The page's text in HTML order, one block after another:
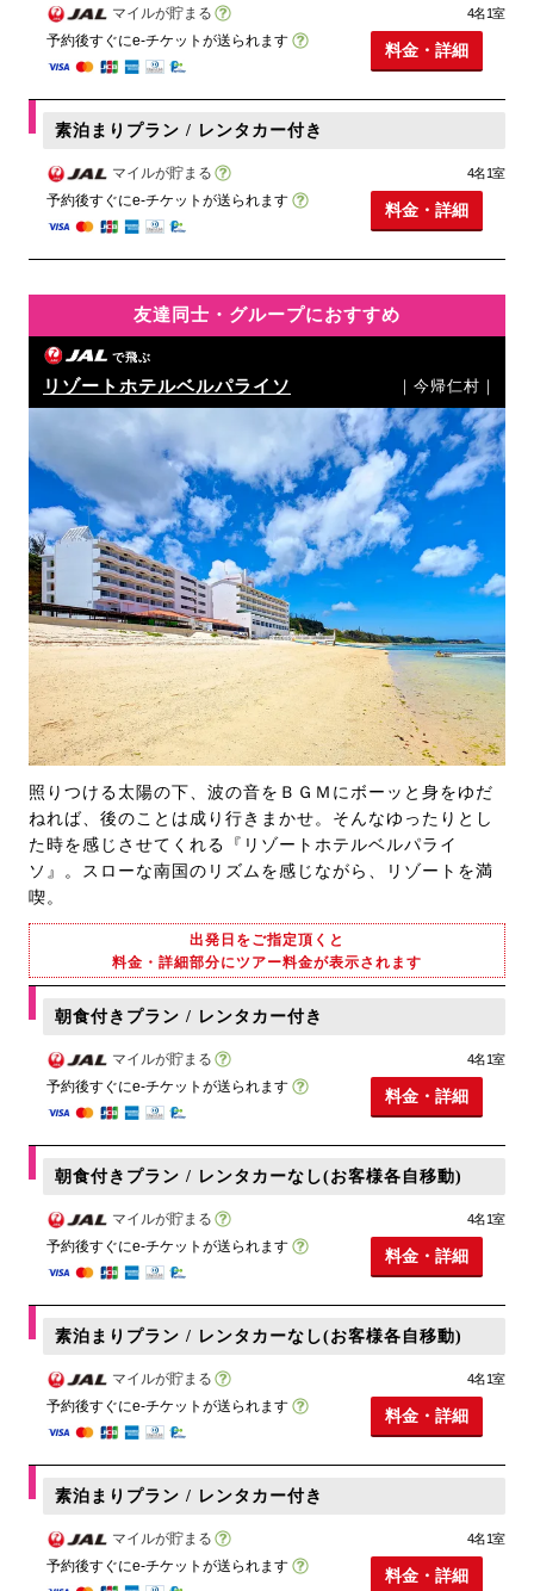
マイルが貯まる
予約後すぐにe-チケットが送られます
4名1室
料金・詳細
素泊まりプラン / レンタカー付き
マイルが貯まる
予約後すぐにe-チケットが送られます
4名1室
料金・詳細
友達同士・グループにおすすめ
で飛ぶ
リゾートホテルベルパライソ ｜今帰仁村｜
照りつける太陽の下、波の音をＢＧＭにボーッと身をゆだ
ねれば、後のことは成り行きまかせ。そんなゆったりとし
た時を感じさせてくれる『リゾートホテルベルパライ
ソ』。スローな南国のリズムを感じながら、リゾートを満
喫。
出発日をご指定頂くと
料金・詳細部分にツアー料金が表示されます
朝食付きプラン / レンタカー付き
マイルが貯まる
予約後すぐにe-チケットが送られます
4名1室
料金・詳細
朝食付きプラン / レンタカーなし(お客様各自移動)
マイルが貯まる
予約後すぐにe-チケットが送られます
4名1室
料金・詳細
素泊まりプラン / レンタカーなし(お客様各自移動)
マイルが貯まる
予約後すぐにe-チケットが送られます
4名1室
料金・詳細
素泊まりプラン / レンタカー付き
マイルが貯まる
予約後すぐにe-チケットが送られます
4名1室
料金・詳細